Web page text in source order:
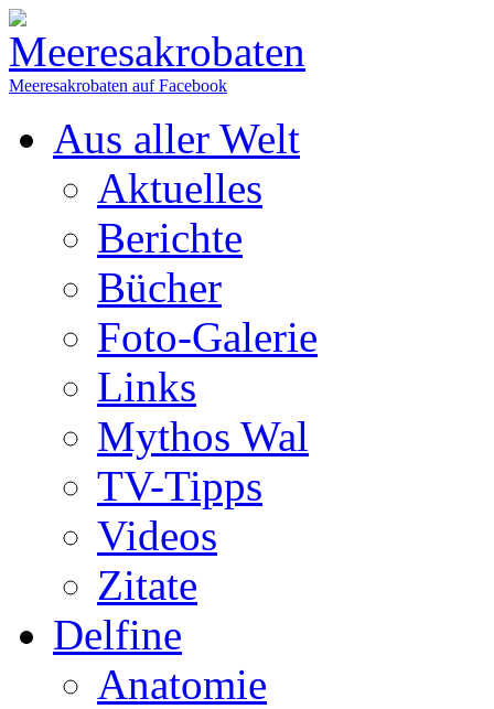
Meeresakrobaten auf Facebook
Aus aller Welt
Aktuelles
Berichte
Bücher
Foto-Galerie
Links
Mythos Wal
TV-Tipps
Videos
Zitate
Delfine
Anatomie